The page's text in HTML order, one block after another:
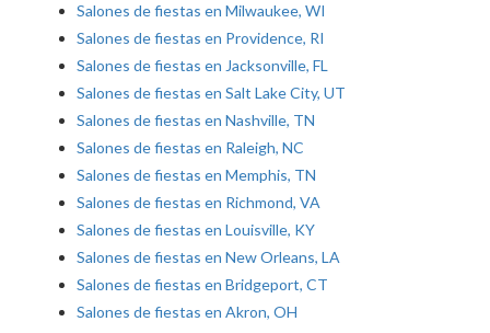
Salones de fiestas en Milwaukee, WI
Salones de fiestas en Providence, RI
Salones de fiestas en Jacksonville, FL
Salones de fiestas en Salt Lake City, UT
Salones de fiestas en Nashville, TN
Salones de fiestas en Raleigh, NC
Salones de fiestas en Memphis, TN
Salones de fiestas en Richmond, VA
Salones de fiestas en Louisville, KY
Salones de fiestas en New Orleans, LA
Salones de fiestas en Bridgeport, CT
Salones de fiestas en Akron, OH